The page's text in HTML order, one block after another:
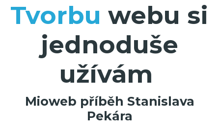
Tvorbu webu si
jednoduše
užívám
Mioweb příběh Stanislava
Pekára